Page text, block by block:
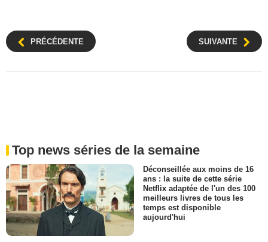
PRÉCÉDENTE SUIVANTE
Top news séries de la semaine
Déconseillée aux moins de 16
ans : la suite de cette série
Netflix adaptée de l'un des 100
meilleurs livres de tous les
temps est disponible
aujourd'hui